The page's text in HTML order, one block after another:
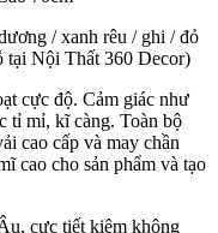
/ xanh rêu / ghi / đỏ
tại Nội Thất 360 Decor)
cực độ. Cảm giác như
tỉ mỉ, kĩ càng. Toàn bộ
cao cấp và may chần
cao cho sản phẩm và tạo
cực tiết kiệm không